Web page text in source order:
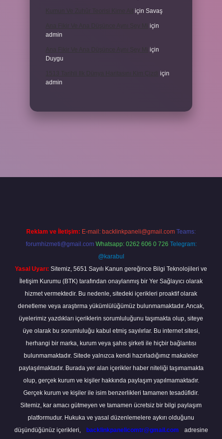
için Savaş
için
admin
için
Duygu
için
admin
Reklam ve İletişim: E-mail: backlinkpaneli@gmail.com Teams:
forumhizmeti@gmail.com Whatsapp: 0262 606 0 726 Telegram:
@karabul
Yasal Uyarı: Sitemiz, 5651 Sayılı Kanun gereğince Bilgi Teknolojileri ve
İletişim Kurumu (BTK) tarafından onaylanmış bir Yer Sağlayıcı olarak
hizmet vermektedir. Bu nedenle, sitedeki içerikleri proaktif olarak
denetleme veya araştırma yükümlülüğümüz bulunmamaktadır. Ancak,
üyelerimiz yazdıkları içeriklerin sorumluluğunu taşımakta olup, siteye
üye olarak bu sorumluluğu kabul etmiş sayılırlar. Bu internet sitesi,
herhangi bir marka, kurum veya şahıs şirketi ile hiçbir bağlantısı
bulunmamaktadır. Sitede yalnızca kendi hazırladığımız makaleler
paylaşılmaktadır. Burada yer alan içerikler haber niteliği taşımamakta
olup, gerçek kurum ve kişiler hakkında paylaşım yapılmamaktadır.
Gerçek kurum ve kişiler ile isim benzerlikleri tamamen tesadüfidir.
Sitemiz, kar amacı gütmeyen ve tamamen ücretsiz bir bilgi paylaşım
platformudur. Hukuka ve yasal düzenlemelere aykırı olduğunu
düşündüğünüz içerikleri,
backlinkpanelicomtr@gmail.com adresine